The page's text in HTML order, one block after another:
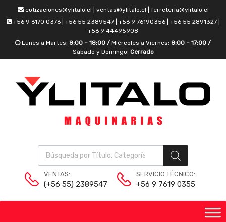
cotizaciones@ylitalo.cl | ventas@ylitalo.cl | ferreteria@ylitalo.cl
+56 9 6170 0376 | +56 55 2389547 | +56 9 76190356 | +56 55 2891327 |
+56 9 44495908
Lunes a Martes: 8:00 – 18:00 / Miércoles a Viernes: 8:00 – 17:00 /
Sábado y Domingo: Cerrado
VENTAS:
(+56 55) 2389547
SERVICIO TÉCNICO:
+56 9 7619 0355